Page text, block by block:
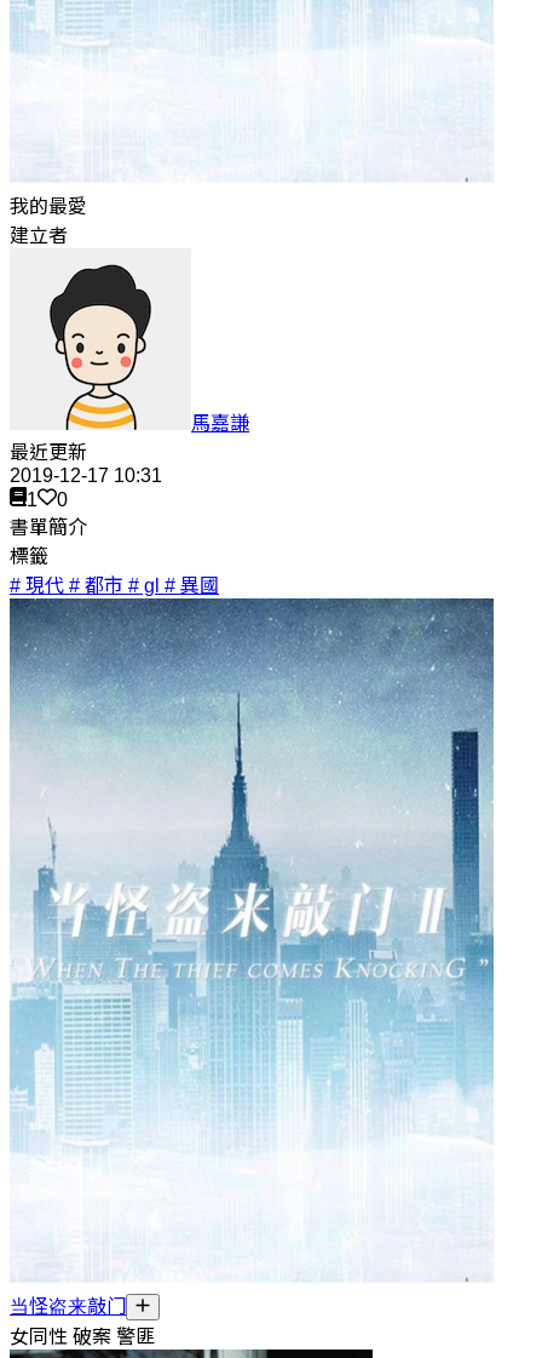
我的最愛
建立者
馬嘉謙
最近更新
2019-12-17 10:31
1
0
書單簡介
標籤
# 現代 # 都市 # gl # 異國
当怪盗来敲门
女同性 破案 警匪